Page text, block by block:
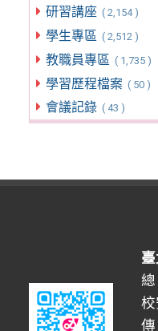
研習講座 ( 2,154 )
學生專區 ( 2,512 )
教職員專區 ( 1,735 )
學習歷程檔案 ( 50 )
會議記錄 ( 43 )